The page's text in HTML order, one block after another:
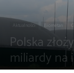
Aktualności Biometan
Polska
miliardy na